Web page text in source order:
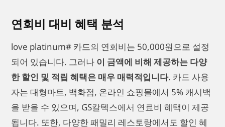
연회비 대비 혜택 분석
love platinum# 카드의 연회비는 50,000원으로 설정
되어 있습니다. 그러나 이 금액에 비해 제공하는 다양
한 할인 및 적립 혜택은 매우 매력적입니다. 카드 사용
자는 대형마트, 백화점, 온라인 쇼핑몰에서 5% 캐시백
을 받을 수 있으며, GS칼텍스에서 연료비 혜택이 제공
됩니다. 또한, 다양한 패밀리 레스토랑에서도 할인 혜